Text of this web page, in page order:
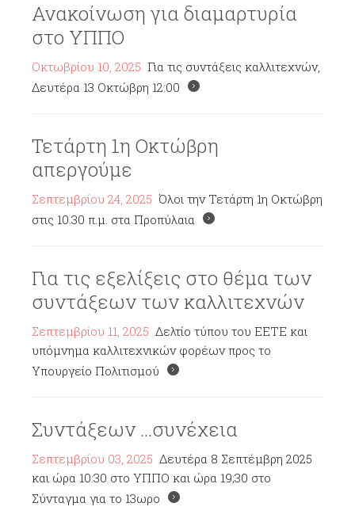
Ανακοίνωση για διαμαρτυρία
στο ΥΠΠΟ
Οκτωβρίου 10, 2025 Για τις συντάξεις καλλιτεχνών,
Δευτέρα 13 Οκτώβρη 12:00
Τετάρτη 1η Οκτώβρη
απεργούμε
Σεπτεμβρίου 24, 2025 Όλοι την Τετάρτη 1η Οκτώβρη
στις 10.30 π.μ. στα Προπύλαια
Για τις εξελίξεις στο θέμα των
συντάξεων των καλλιτεχνών
Σεπτεμβρίου 11, 2025 Δελτίο τύπου του ΕΕΤΕ και
υπόμνημα καλλιτεχνικών φορέων προς το
Υπουργείο Πολιτισμού
Συντάξεων ...συνέχεια
Σεπτεμβρίου 03, 2025 Δευτέρα 8 Σεπτέμβρη 2025
και ώρα 10:30 στο ΥΠΠΟ και ώρα 19;30 στο
Σύνταγμα για το 13ωρο